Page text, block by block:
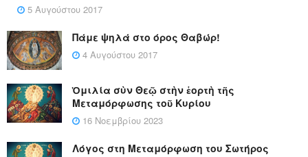
5 Αυγούστου 2017
Πάμε ψηλά στο όρος Θαβώρ!
4 Αυγούστου 2017
Ὁμιλία σὺν Θεῷ στὴν ἑορτὴ τῆς
Μεταμόρφωσης τοῦ Κυρίου
16 Νοεμβρίου 2023
Λόγος στη Μεταμόρφωση του Σωτήρος